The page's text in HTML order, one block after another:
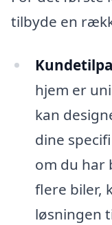
tilbyde en
hjem er
kan
dine
om du har
flere biler,
løsningen